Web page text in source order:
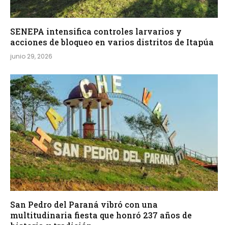
SENEPA intensifica controles larvarios y
acciones de bloqueo en varios distritos de Itapúa
junio 29, 2026
San Pedro del Paraná vibró con una
multitudinaria fiesta que honró 237 años de